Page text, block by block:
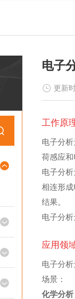
电子
更新
工作原
电子分
荷感应
电子分
相连形
结果。
电子分
应用领
电子分
场景：
化学分析